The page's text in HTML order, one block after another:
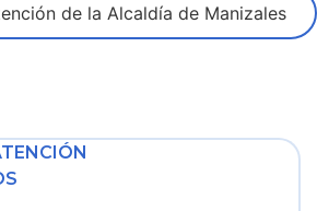
de la Alcaldía de Manizales